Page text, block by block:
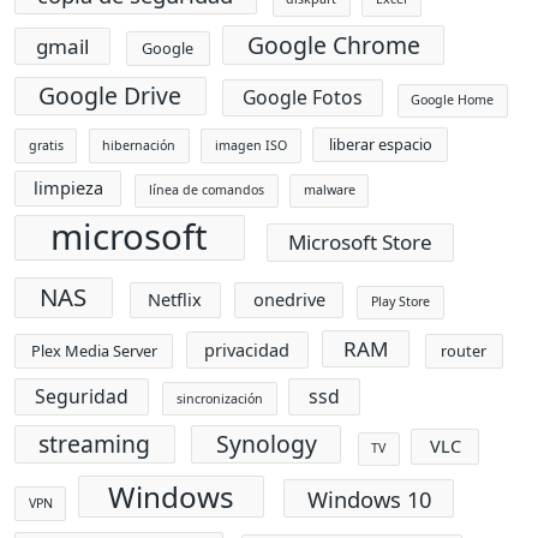
gmail Google
Google Chrome
Google Drive
Google Fotos Google Home
gratis hibernación imagen ISO liberar espacio
limpieza línea de comandos malware
microsoft Microsoft Store
NAS Netflix onedrive Play Store
Plex Media Server privacidad RAM router
Seguridad sincronización ssd
streaming Synology TV VLC
VPN Windows Windows 10